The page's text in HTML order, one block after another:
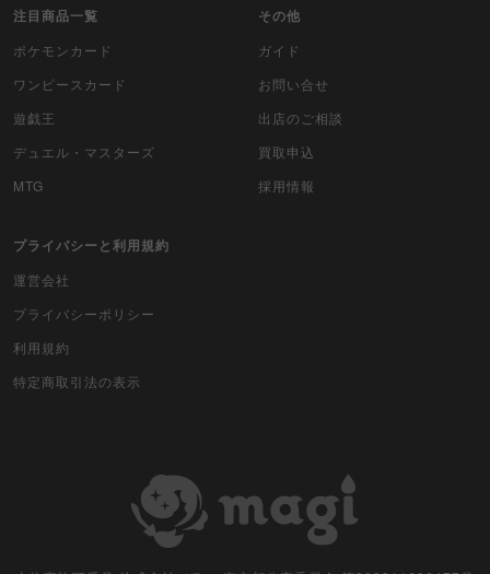
注目商品一覧
ポケモンカード
ワンピースカード
遊戯王
デュエル・マスターズ
MTG
その他
ガイド
お問い合せ
出店のご相談
買取申込
採用情報
プライバシーと利用規約
運営会社
プライバシーポリシー
利用規約
特定商取引法の表示